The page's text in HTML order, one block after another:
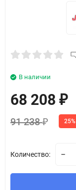
В наличии
68 208 ₽
91 238₽ 25%
Количество: